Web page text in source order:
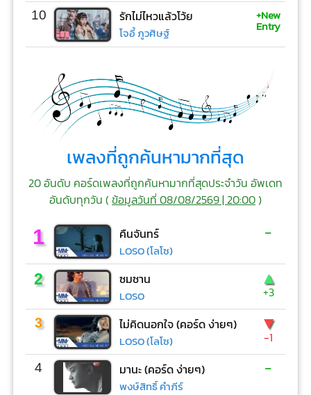
10 รักไม่ไหวแล้วโว้ย
โจอี้ ภูวศิษฐ์
+New
Entry
เพลงที่ถูกค้นหามากที่สุด
20 อันดับ คอร์ดเพลงที่ถูกค้นหามากที่สุดประจำวัน อัพเดท
อันดับทุกวัน (ข้อมูลวันที่ 08/08/2569 | 20:00)
1 คืนจันทร์
LOSO (โลโซ)
-
2 ซมซาน
LOSO
▲
+3
3 ไม่คิดนอกใจ (คอร์ด ง่ายๆ)
LOSO (โลโซ)
▼
-1
4 มานะ (คอร์ด ง่ายๆ)
พงษ์สิทธิ์ คำภีร์
-